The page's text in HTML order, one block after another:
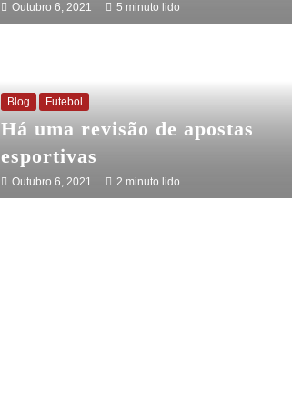
Outubro 6, 2021 5 minuto lido
Blog Futebol
Há uma revisão de apostas
esportivas
Outubro 6, 2021 2 minuto lido